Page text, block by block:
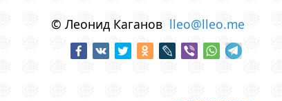
© Леонид Каганов lleo@lleo.me